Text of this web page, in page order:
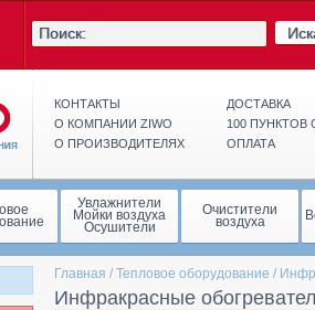
КОНТАКТЫ
О КОМПАНИИ ZIWO
О ПРОИЗВОДИТЕЛЯХ
ДОСТАВКА
100
ОПЛАТА
Увлажнители
Мойки воздуха
Осушители
Очистители
воздуха
Главная / Тепловое оборудование /
Инфракрасные